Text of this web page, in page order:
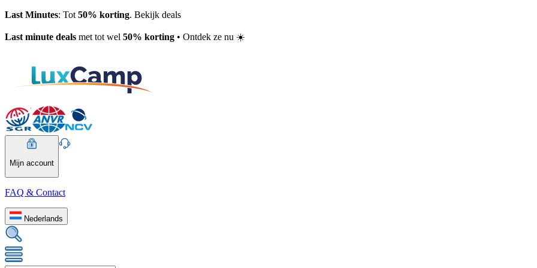
Last Minutes: Tot 50% korting. Bekijk deals
Last minute deals met tot wel 50% korting • Ontdek ze nu ☀️
Mijn account
FAQ & Contact
Nederlands